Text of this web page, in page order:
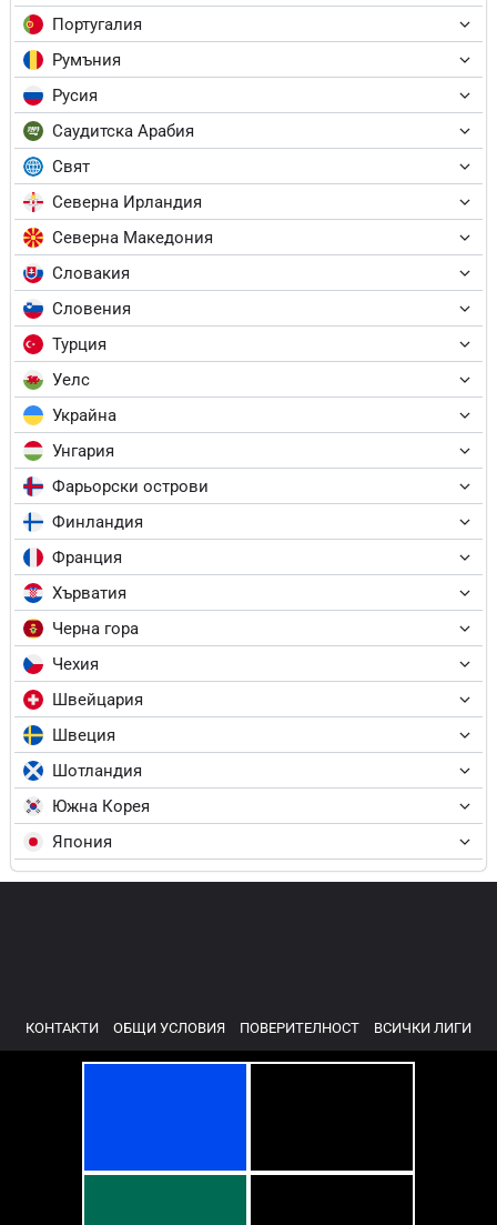
Португалия
Румъния
Русия
Саудитска Арабия
Свят
Северна Ирландия
Северна Македония
Словакия
Словения
Турция
Уелс
Украйна
Унгария
Фарьорски острови
Финландия
Франция
Хърватия
Черна гора
Чехия
Швейцария
Швеция
Шотландия
Южна Корея
Япония
КОНТАКТИ ОБЩИ УСЛОВИЯ ПОВЕРИТЕЛНОСТ ВСИЧКИ ЛИГИ